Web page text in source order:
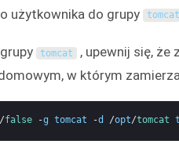
użytkownika do grupy
tomcat
tomcat , upewnij się, że
w którym
false -g tomcat -d /opt/tomcat